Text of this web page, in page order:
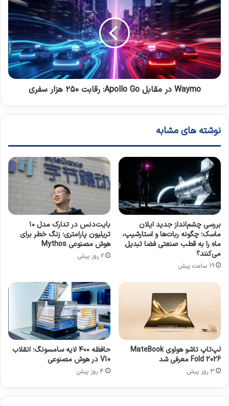
ی
د
ع
ص
ر
A
I
a
y
m
o
د
ر
م
ق
p
o
l
o
:
ق
ا
ب
ت
۵
ر
س
ف
ر
Waymo در مقابل Apollo Go: رقابت ۲۵۰ هزار سفری
نوشته های مشابه
بررسی چشم‌انداز جدید ایلان
ماسک؛ چگونه ربات‌ها و استارشیپ،
ماه را به قطب صنعتی فضا تبدیل
می‌کنند؟
19 ساعت پیش
بایت‌دنس در تدارک مدل ۱۰
تریلیون پارامتری؛ زنگ خطر برای
هوش مصنوعی Mythos
2 روز پیش
لپ‌تاپ تاشو هواوی MateBook
Fold 2026 معرفی شد
3 روز پیش
حافظه ۴۰۰ لایه سامسونگ؛ انقلاب
V10 در هوش مصنوعی
4 روز پیش